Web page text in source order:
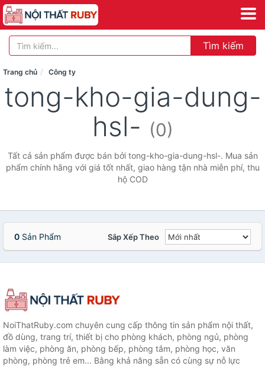
Tìm kiếm
Trang chủ Công ty
tong-kho-gia-dung-
hsl- (0)
Tất cả sản phẩm được bán bởi tong-kho-gia-dung-hsl-. Mua sản
phẩm chính hãng với giá tốt nhất, giao hàng tận nhà miễn phí, thu
hộ COD
0 Sản Phẩm Sắp Xếp Theo
NoiThatRuby.com chuyên cung cấp thông tin sản phẩm nội thất,
đồ dùng, trang trí, thiết bị cho phòng khách, phòng ngủ, phòng
làm việc, phòng ăn, phòng bếp, phòng tắm, phòng học, văn
phòng, phòng trẻ em... Bằng khả năng sẵn có cùng sự nỗ lực